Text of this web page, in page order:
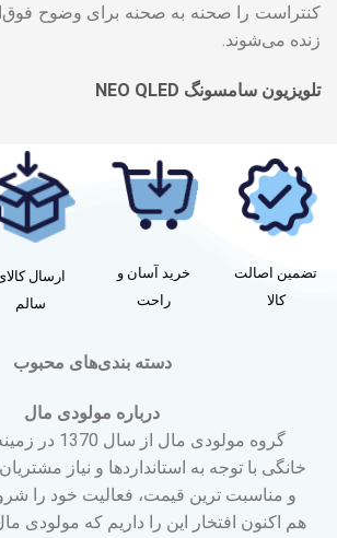
کنتراست را صحنه به صحنه برای وضوح
زنده می‌شوند.
تلویزیون سامسونگ NEO QLED
تضمین اصالت
کالا
خرید آسان و
راحت
ارسال
سالم
دسته بندی‌های محبوب
درباره مولودی مال
گروه مولودی
خانگی با توجه به استانداردها و نیاز
و مناسبت ترین قیمت، فعالیت خود را
هم اکنون افتخار این را داریم که مولودی